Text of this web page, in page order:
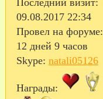
Последний визит:
09.08.2017 22:34
Провел на форуме:
12 дней 9 часов
Skype: natali05126
Награды: